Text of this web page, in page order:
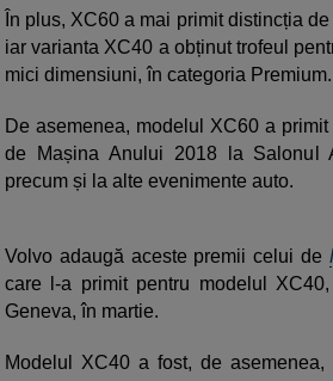
În plus, XC60 a mai primit distincția
iar varianta XC40 a obținut trofeul
mici dimensiuni, în categoria Premium.
De asemenea, modelul XC60 a
de Mașina Anului 2018 la Salonul
precum și la alte evenimente auto.
Volvo adaugă aceste premii celui de
care l-a primit pentru modelul
Geneva, în martie.
Modelul XC40 a fost, de